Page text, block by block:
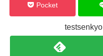
Pocket